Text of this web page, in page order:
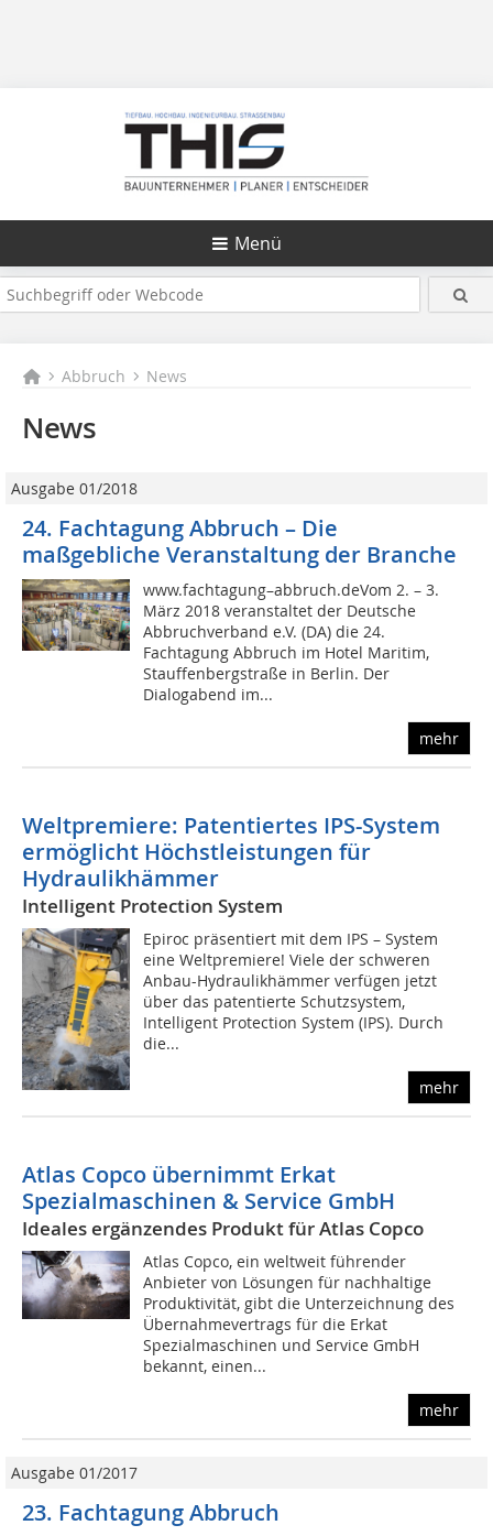
Menü
Abbruch News
News
Ausgabe 01/2018
24. Fachtagung Abbruch – Die
maßgebliche Veranstaltung der Branche
www.fachtagung–abbruch.deVom 2. – 3.
März 2018 veranstaltet der Deutsche
Abbruchverband e.V. (DA) die 24.
Fachtagung Abbruch im Hotel Maritim,
Stauffenbergstraße in Berlin. Der
Dialogabend im...
mehr
Weltpremiere: Patentiertes IPS-System
ermöglicht Höchstleistungen für
Hydraulikhämmer
Intelligent Protection System
Epiroc präsentiert mit dem IPS – System
eine Weltpremiere! Viele der schweren
Anbau-Hydraulikhämmer verfügen jetzt
über das patentierte Schutzsystem,
Intelligent Protection System (IPS). Durch
die...
mehr
Atlas Copco übernimmt Erkat
Spezialmaschinen & Service GmbH
Ideales ergänzendes Produkt für Atlas Copco
Atlas Copco, ein weltweit führender
Anbieter von Lösungen für nachhaltige
Produktivität, gibt die Unterzeichnung des
Übernahmevertrags für die Erkat
Spezialmaschinen und Service GmbH
bekannt, einen...
mehr
Ausgabe 01/2017
23. Fachtagung Abbruch